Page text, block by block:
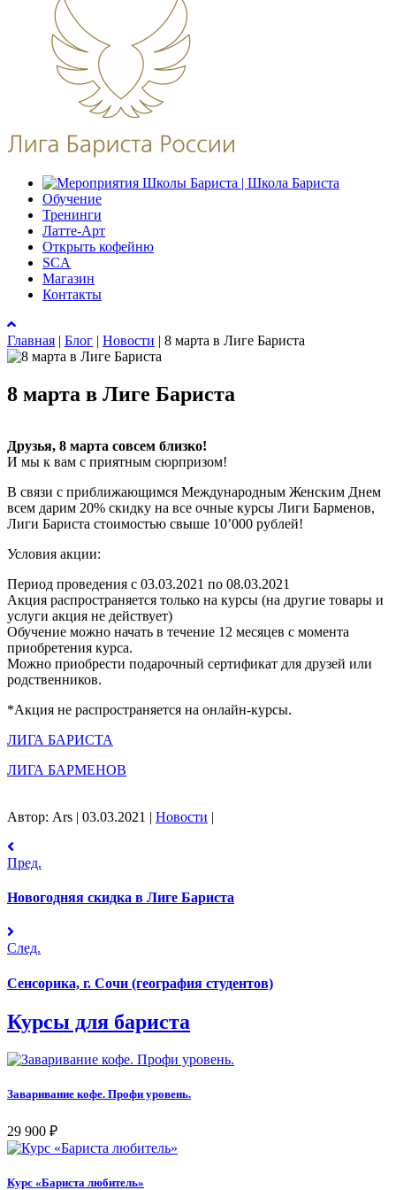
Обучение
Тренинги
Латте-Арт
Открыть кофейню
SCA
Магазин
Контакты
Главная | Блог | Новости | 8 марта в Лиге Бариста
8 марта в Лиге Бариста
Друзья, 8 марта совсем близко!
И мы к вам с приятным сюрпризом!
В связи с приближающимся Международным Женским Днем
всем дарим 20% скидку на все очные курсы Лиги Барменов,
Лиги Бариста стоимостью свыше 10’000 рублей!
Условия акции:
Период проведения с 03.03.2021 по 08.03.2021
Акция распространяется только на курсы (на другие товары и
услуги акция не действует)
Обучение можно начать в течение 12 месяцев с момента
приобретения курса.
Можно приобрести подарочный сертификат для друзей или
родственников.
*Акция не распространяется на онлайн-курсы.
ЛИГА БАРИСТА
ЛИГА БАРМЕНОВ
Автор: Ars | 03.03.2021 | Новости |
Пред.
Новогодняя скидка в Лиге Бариста
След.
Сенсорика, г. Сочи (география студентов)
Курсы для бариста
Заваривание кофе. Профи уровень.
29 900 ₽
Курс «Бариста любитель»